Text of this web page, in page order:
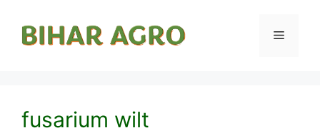
fusarium wilt